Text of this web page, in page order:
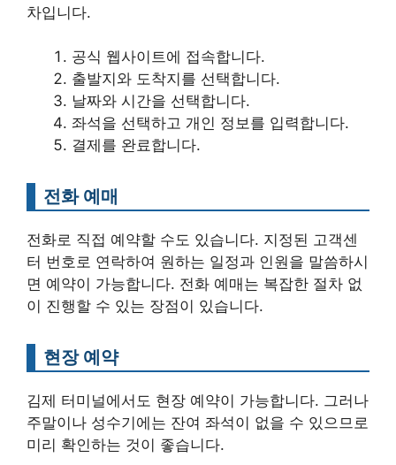
차입니다.
공식 웹사이트에 접속합니다.
출발지와 도착지를 선택합니다.
날짜와 시간을 선택합니다.
좌석을 선택하고 개인 정보를 입력합니다.
결제를 완료합니다.
전화 예매
전화로 직접 예약할 수도 있습니다. 지정된 고객센
터 번호로 연락하여 원하는 일정과 인원을 말씀하시
면 예약이 가능합니다. 전화 예매는 복잡한 절차 없
이 진행할 수 있는 장점이 있습니다.
현장 예약
김제 터미널에서도 현장 예약이 가능합니다. 그러나
주말이나 성수기에는 잔여 좌석이 없을 수 있으므로
미리 확인하는 것이 좋습니다.